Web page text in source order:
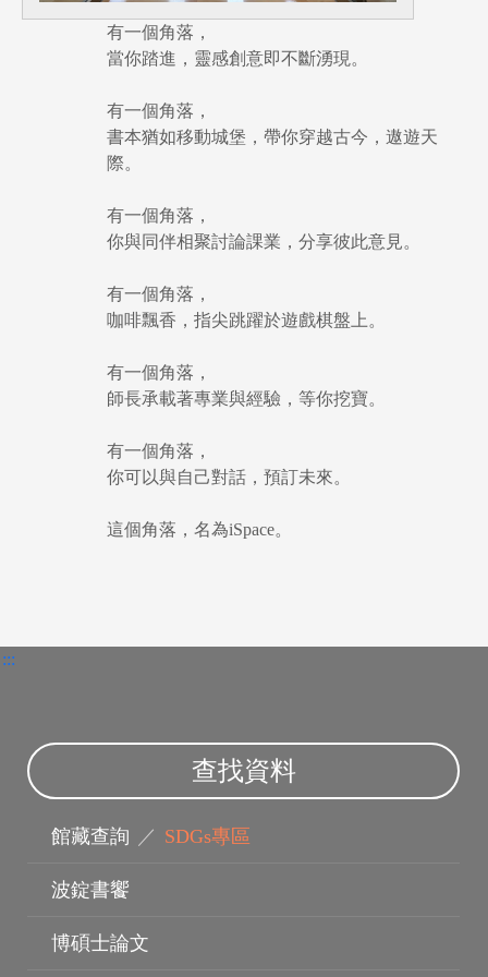
有一個角落，
當你踏進，靈感創意即不斷湧現。
有一個角落，
書本猶如移動城堡，帶你穿越古今，遨遊天
際。
有一個角落，
你與同伴相聚討論課業，分享彼此意見。
有一個角落，
咖啡飄香，指尖跳躍於遊戲棋盤上。
有一個角落，
師長承載著專業與經驗，等你挖寶。
有一個角落，
你可以與自己對話，預訂未來。
這個角落，名為iSpace。
:::
查找資料
館藏查詢 ／ SDGs專區
波錠書饗
博碩士論文